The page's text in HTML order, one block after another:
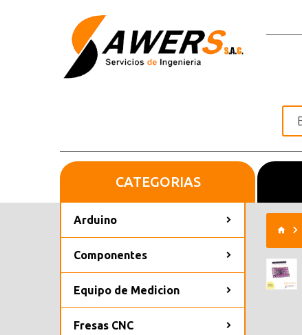
Inicio
CATEGORIAS
Arduino
Componentes
Equipo de Medicion
Fresas CNC